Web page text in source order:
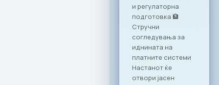
насловот:
„Формализирање
економија: Преку
соработка до
Дигитализацијата
како одговор на